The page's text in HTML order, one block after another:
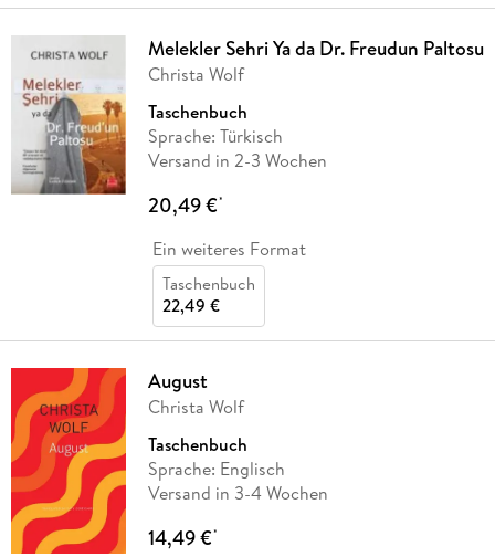
Melekler Sehri Ya da Dr. Freudun Paltosu
Christa Wolf
Taschenbuch
Sprache: Türkisch
Versand in 2-3 Wochen
20,49 €*
Ein weiteres Format
Taschenbuch
22,49 €
August
Christa Wolf
Taschenbuch
Sprache: Englisch
Versand in 3-4 Wochen
14,49 €*